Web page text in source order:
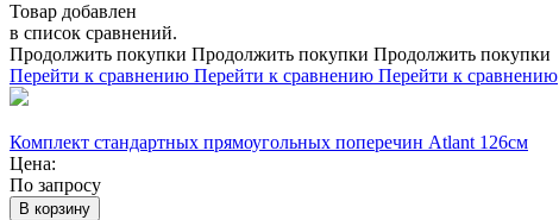
Товар добавлен
в список сравнений.
Продолжить покупки Продолжить покупки Продолжить покупки
Перейти к сравнению Перейти к сравнению Перейти к сравнению
Комплект стандартных прямоугольных поперечин Atlant 126см
Цена:
По запросу
В корзину